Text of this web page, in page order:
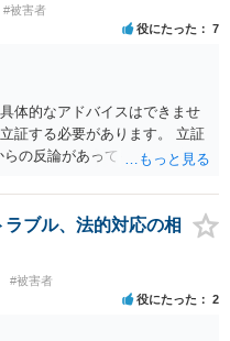
#被害者
役にたった 7
体的なアドバイスはできませ
証する必要があります。 立証
の反論があっても、裁判官が
性が要求されるためです。 書
性がございます。 また、本件
の問題もございます。 開示請
では足りず、実務を踏まえた
ブル、法的対応の相
#被害者
役にたった 2